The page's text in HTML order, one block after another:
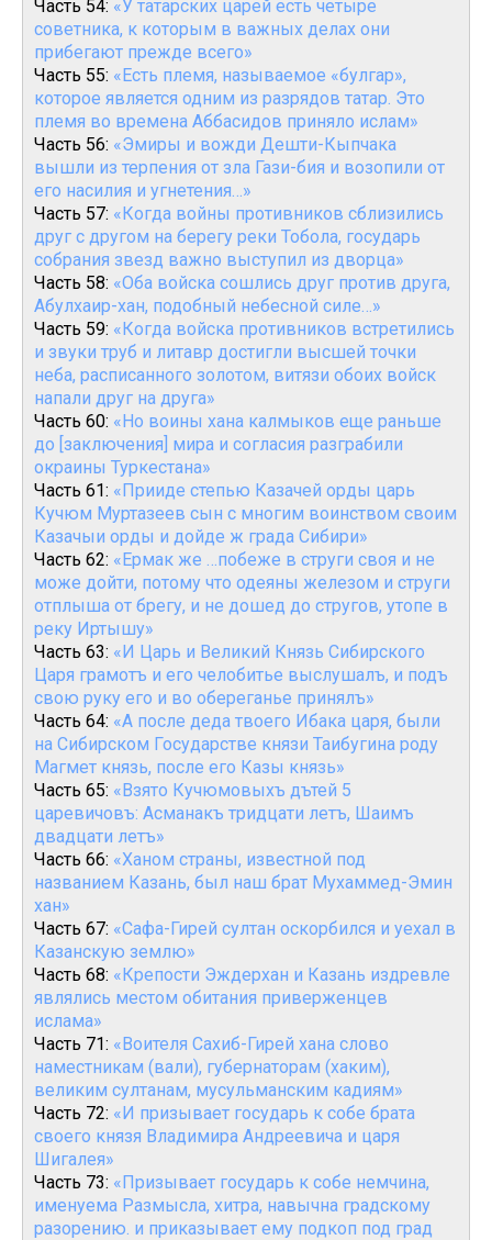
Часть 54: «У татарских царей есть четыре
советника, к которым в важных делах они
прибегают прежде всего»
Часть 55: «Есть племя, называемое «булгар»,
которое является одним из разрядов татар. Это
племя во времена Аббасидов приняло ислам»
Часть 56: «Эмиры и вожди Дешти-Кыпчака
вышли из терпения от зла Гази-бия и возопили от
его насилия и угнетения…»
Часть 57: «Когда войны противников сблизились
друг с другом на берегу реки Тобола, государь
собрания звезд важно выступил из дворца»
Часть 58: «Оба войска сошлись друг против друга,
Абулхаир-хан, подобный небесной силе…»
Часть 59: «Когда войска противников встретились
и звуки труб и литавр достигли высшей точки
неба, расписанного золотом, витязи обоих войск
напали друг на друга»
Часть 60: «Но воины хана калмыков еще раньше
до [заключения] мира и согласия разграбили
окраины Туркестана»
Часть 61: «Прииде степью Казачей орды царь
Кучюм Муртазеев сын с многим воинством своим
Казачыи орды и дойде ж града Сибири»
Часть 62: «Ермак же …побеже в струги своя и не
може дойти, потому что одеяны железом и струги
отплыша от брегу, и не дошед до стругов, утопе в
реку Иртышу»
Часть 63: «И Царь и Великий Князь Сибирского
Царя грамотъ и его челобитье выслушалъ, и подъ
свою руку его и во обереганье принялъ»
Часть 64: «А после деда твоего Ибака царя, были
на Сибирском Государстве князи Таибугина роду
Магмет князь, после его Казы князь»
Часть 65: «Взято Кучюмовыхъ дътей 5
царевичовъ: Асманакъ тридцати летъ, Шаимъ
двадцати летъ»
Часть 66: «Ханом страны, известной под
названием Казань, был наш брат Мухаммед-Эмин
хан»
Часть 67: «Сафа-Гирей султан оскорбился и уехал в
Казанскую землю»
Часть 68: «Крепости Эждерхан и Казань издревле
являлись местом обитания приверженцев
ислама»
Часть 71: «Воителя Сахиб-Гирей хана слово
наместникам (вали), губернаторам (хаким),
великим султанам, мусульманским кадиям»
Часть 72: «И призывает государь к собе брата
своего князя Владимира Андреевича и царя
Шигалея»
Часть 73: «Призывает государь к собе немчина,
именуема Размысла, хитра, навычна градскому
разорению. и приказывает ему подкоп под град